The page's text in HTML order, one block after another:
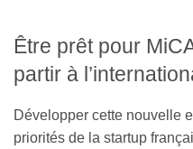
Être prêt pour
partir à
Développer cette nouvelle
priorités de la startup